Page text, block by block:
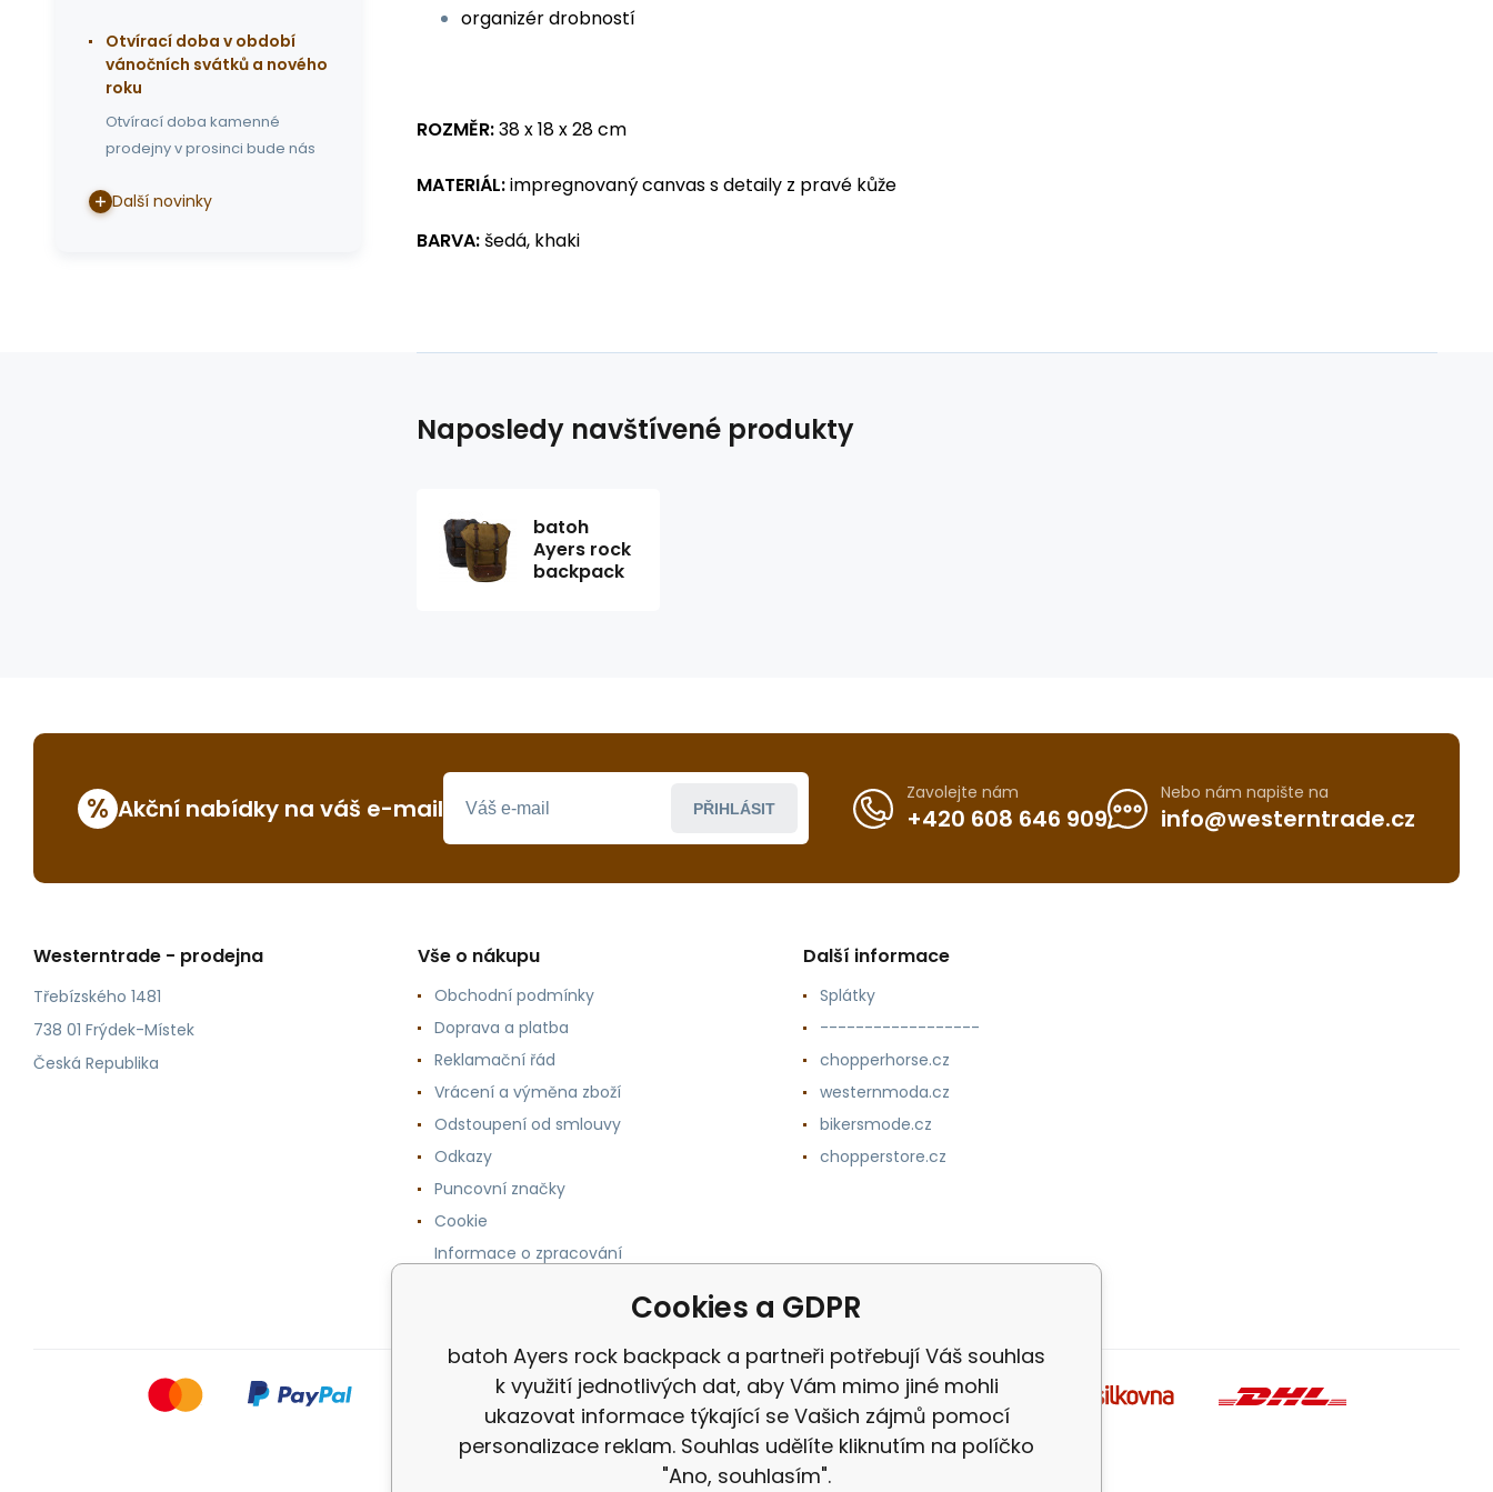
organizér drobností
ROZMĚR:38 x 18 x 28 cm
MATERIÁL:impregnovaný canvas s detaily z pravé kůže
BARVA:šedá, khaki
Otvírací doba v období
vánočních svátků a nového
roku
Otvírací doba kamenné
prodejny v prosinci bude nás
Další novinky
Naposledy navštívené produkty
batoh
Ayers rock
backpack
% Akční nabídky na váš e-mail PŘIHLÁSIT
Zavolejte nám
+420 608 646 909
Nebo nám napište na
info@westerntrade.cz
Westerntrade - prodejna
Třebízského 1481
738 01 Frýdek-Místek
Česká Republika
Vše o nákupu
Obchodní podmínky
Doprava a platba
Reklamační řád
Vrácení a výměna zboží
Odstoupení od smlouvy
Odkazy
Puncovní značky
Cookie
Informace o zpracování
Další informace
Splátky
------------------
chopperhorse.cz
westernmoda.cz
bikersmode.cz
chopperstore.cz
Cookies a GDPR
batoh Ayers rock backpack a partneři potřebují Váš souhlas
k využití jednotlivých dat, aby Vám mimo jiné mohli
ukazovat informace týkající se Vašich zájmů pomocí
personalizace reklam. Souhlas udělíte kliknutím na políčko
"Ano, souhlasím".